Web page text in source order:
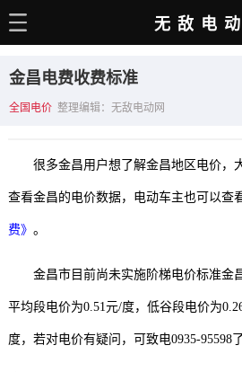
电动百科
电车手册
用车百科
无敌电动
金昌电费收费标准
全国电价 整理编辑：无敌电动网
很多金昌用户想了解金昌地区电价，
查看金昌的电价数据，电动车主也可以查
费》 。
金昌市目前尚未实施阶梯电价标准金
平均段电价为0.51元/度，低谷段电价为
度，若对电价有疑问，可致电0935-95598了